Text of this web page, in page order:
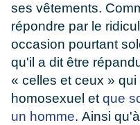
ses vêtements.
répondre par le
occasion pourtant
qu'il a dit être
« celles et ceux »
homosexuel et que
un homme. Ainsi